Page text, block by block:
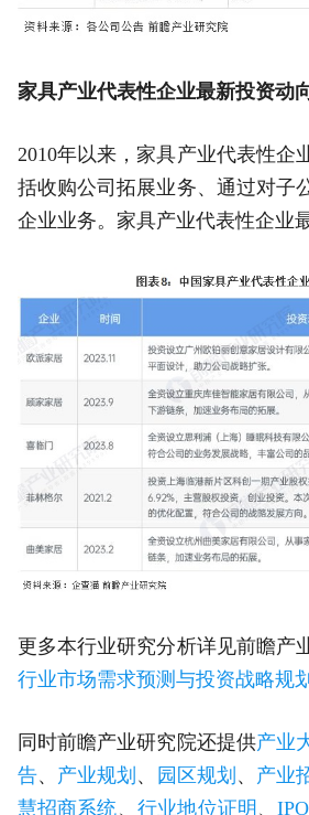
家具产业代表性企业最新投资动
2010年以来，家具产业代表性企
括收购公司拓展业务、通过对子
企业业务。家具产业代表性企业
更多本行业研究分析详见前瞻产
行业市场需求预测与投资战略规
同时前瞻产业研究院还提供产业
告、 产业规划 、 园区规划 、 产业
慧招商系统、 行业地位证明 、